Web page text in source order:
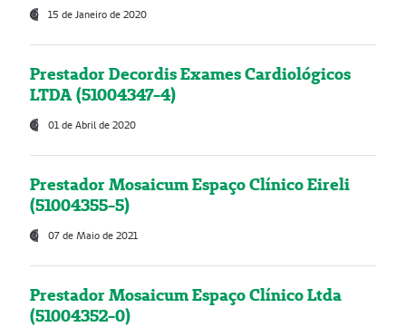
15 de Janeiro de 2020
Prestador Decordis Exames Cardiológicos
LTDA (51004347-4)
01 de Abril de 2020
Prestador Mosaicum Espaço Clínico Eireli
(51004355-5)
07 de Maio de 2021
Prestador Mosaicum Espaço Clínico Ltda
(51004352-0)